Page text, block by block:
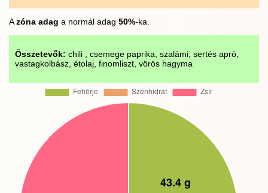
Azóna adag a normál adag 50%-ka.
Összetevők: chili , csemege paprika, szalámi, sertés apró,
vastagkolbász, étolaj, finomliszt, vörös hagyma